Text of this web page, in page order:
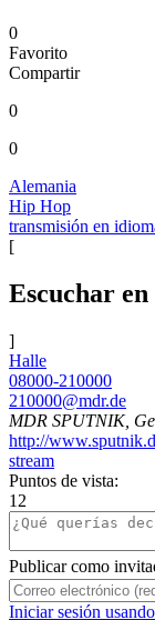
0
Favorito
Compartir
0
0
Alemania
Hip Hop
transmisión en
[
Escuchar
]
Halle
08000-210000
210000@mdr.de
MDR SPUTNIK,
http://
stream
Puntos de vista:
12
Publicar como
Iniciar sesión